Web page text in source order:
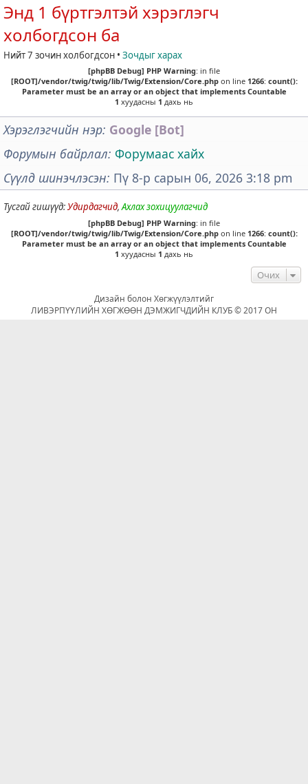
Энд 1 бүртгэлтэй хэрэглэгч
холбогдсон ба
Нийт 7 зочин холбогдсон • Зочдыг харах
[phpBB Debug] PHP Warning: in file
[ROOT]/vendor/twig/twig/lib/Twig/Extension/Core.phpon line 1266: count():
Parameter must be an array or an object that implements Countable
1 хуудасны 1 дахь нь
Хэрэглэгчийн нэр Google [Bot]
Форумын байрлал Форумаас хайх
Сүүлд шинэчлэсэн Пү 8-р сарын 06, 2026 3:18 pm
Тусгай гишүүд:Удирдагчид,Ахлах зохицуулагчид
[phpBB Debug] PHP Warning: in file
[ROOT]/vendor/twig/twig/lib/Twig/Extension/Core.phpon line 1266: count():
Parameter must be an array or an object that implements Countable
1 хуудасны 1 дахь нь
Очих
Дизайн болон Хөгжүүлэлтийг
ЛИВЭРПҮҮЛИЙН ХӨГЖӨӨН ДЭМЖИГЧДИЙН КЛУБ © 2017 ОН